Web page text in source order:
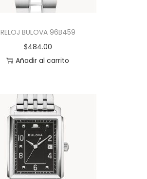
RELOJ BULOVA 96B459
$484.00
Añadir al carrito